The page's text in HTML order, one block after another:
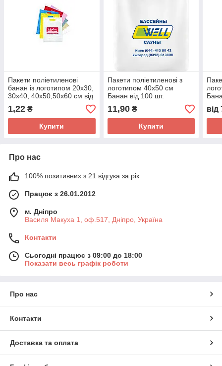
Пакети поліетиленові
банан із логотипом 20х30,
30х40, 40х50,50х60 см від
100 шт.
1,22 ₴
Купити
Пакети поліетиленові з
логотипом 40х50 см
Банан від 100 шт.
11,90₴
Купити
від
Про нас
100% позитивних з 21 відгука за рік
Працює з 26.01.2012
м. Дніпро
Василя Макуха 1, оф.517, Дніпро, Україна
Контакти
Сьогодні працює з 09:00 до 18:00
Показати весь графік роботи
Про нас
Контакти
Доставка та оплата